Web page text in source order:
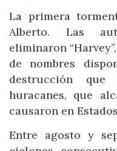
La primera
Alberto. Las
eliminaron
de nombres
destrucción que
huracanes, que
causaron en
Entre agosto y